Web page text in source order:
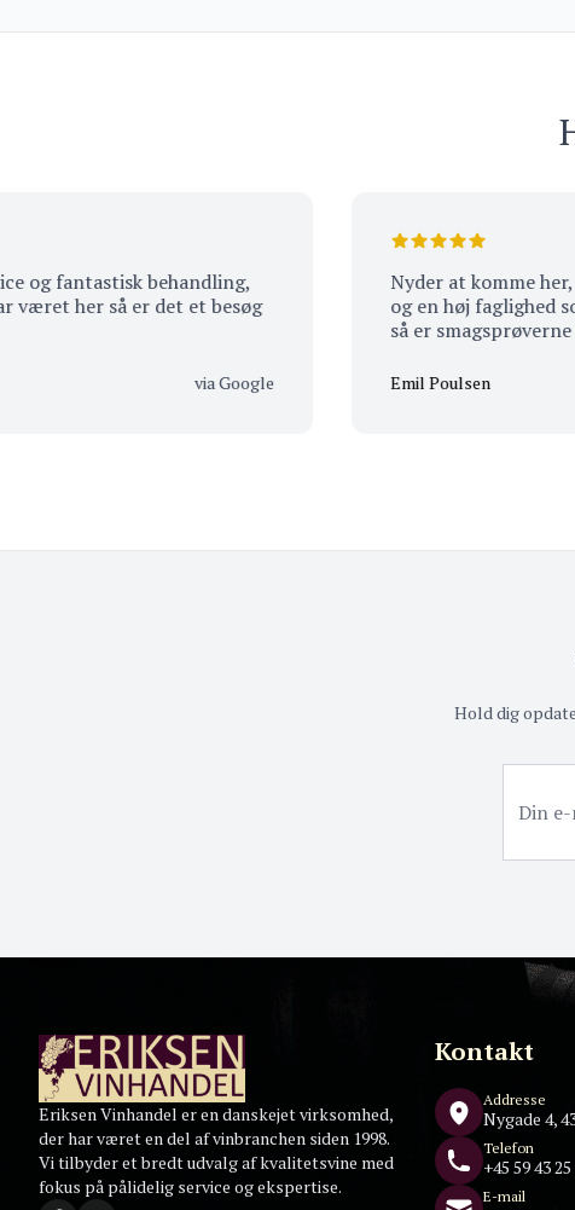
behandling,
så er det et besøg
via Google
Nyder at komme her, altid
og en høj faglighed som
så er
Emil Poulsen
Hold dig
Eriksen Vinhandel er en danskejet virksomhed,
der har været en del af vinbranchen siden 1998.
Vi tilbyder et bredt udvalg af kvalitetsvine med
fokus på pålidelig service og ekspertise.
Kontakt
Addresse
Nygade 4,
Telefon
+45 59 43
E-mail